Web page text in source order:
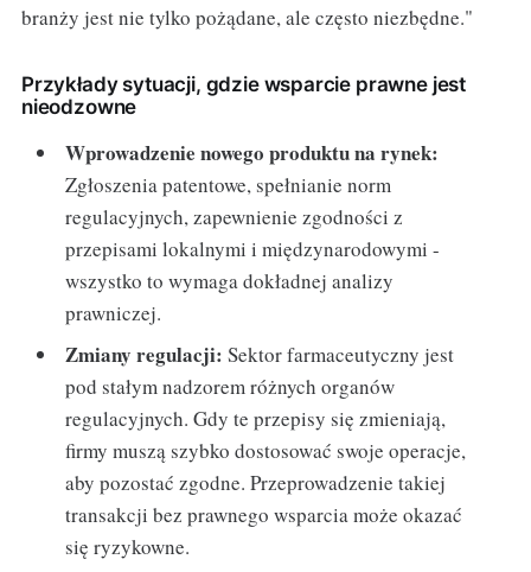
branży jest nie tylko pożądane, ale często niezbędne."
Przykłady sytuacji, gdzie wsparcie prawne jest
nieodzowne
Wprowadzenie nowego produktu na rynek:
Zgłoszenia patentowe, spełnianie norm
regulacyjnych, zapewnienie zgodności z
przepisami lokalnymi i międzynarodowymi -
wszystko to wymaga dokładnej analizy
prawniczej.
Zmiany regulacji: Sektor farmaceutyczny jest
pod stałym nadzorem różnych organów
regulacyjnych. Gdy te przepisy się zmieniają,
firmy muszą szybko dostosować swoje operacje,
aby pozostać zgodne. Przeprowadzenie takiej
transakcji bez prawnego wsparcia może okazać
się ryzykowne.